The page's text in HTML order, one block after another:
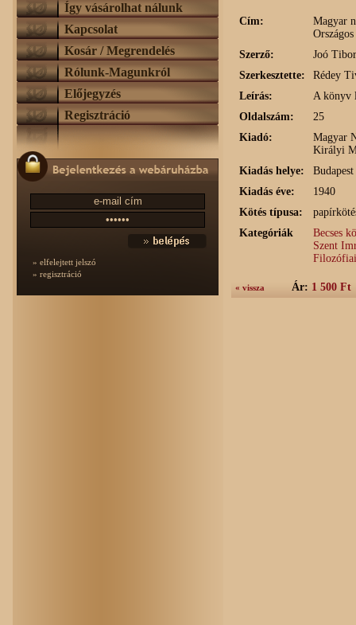
Így vásárolhat nálunk
Kapcsolat
Kosár / Megrendelés
Rólunk-Magunkról
Előjegyzés
Regisztráció
» elfelejtett jelszó
» regisztráció
Cím:
Magyar
Szerző:
Joó
Szerkesztette:
Rédey
Leírás:
A könyv
Oldalszám:
25
Kiadó:
Magyar
Királyi
Kiadás helye:
Budapest
Kiadás éve:
1940
Kötés típusa:
Kategóriák
Becses
Szent
« vissza Ár: 1 500 Ft